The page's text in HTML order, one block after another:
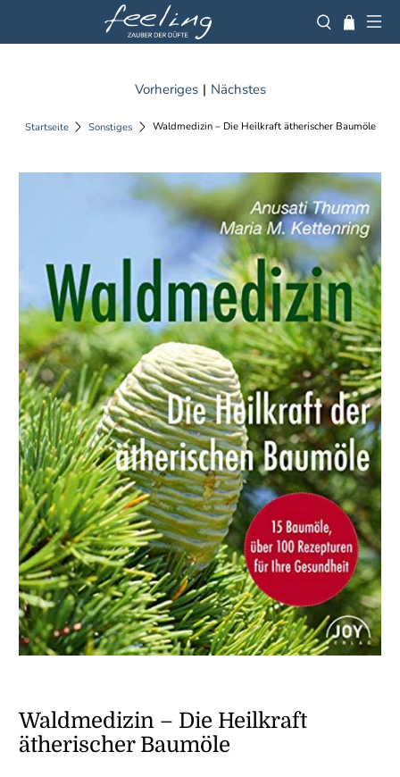
Startseite Sonstiges Waldmedizin – Die Heilkraft ätherischer Baumöle
Vorheriges | Nächstes
Waldmedizin – Die Heilkraft
ätherischer Baumöle